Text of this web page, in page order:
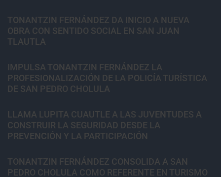
TONANTZIN FERNÁNDEZ DA INICIO A NUEVA
OBRA CON SENTIDO SOCIAL EN SAN JUAN
TLAUTLA
IMPULSA TONANTZIN FERNÁNDEZ LA
PROFESIONALIZACIÓN DE LA POLICÍA TURÍSTICA
DE SAN PEDRO CHOLULA
LLAMA LUPITA CUAUTLE A LAS JUVENTUDES A
CONSTRUIR LA SEGURIDAD DESDE LA
PREVENCIÓN Y LA PARTICIPACIÓN
TONANTZIN FERNÁNDEZ CONSOLIDA A SAN
PEDRO CHOLULA COMO REFERENTE EN TURISMO